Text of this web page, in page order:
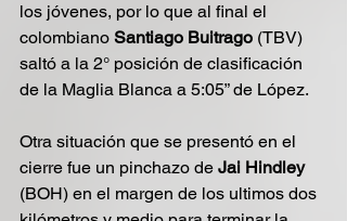
los jóvenes, por lo que al final el
colombiano Santiago Buitrago (TBV)
saltó a la 2° posición de clasificación
de la Maglia Blanca a 5:05” de López.
Otra situación que se presentó en el
cierre fue un pinchazo de Jai Hindley
(BOH) en el margen de los ultimos dos